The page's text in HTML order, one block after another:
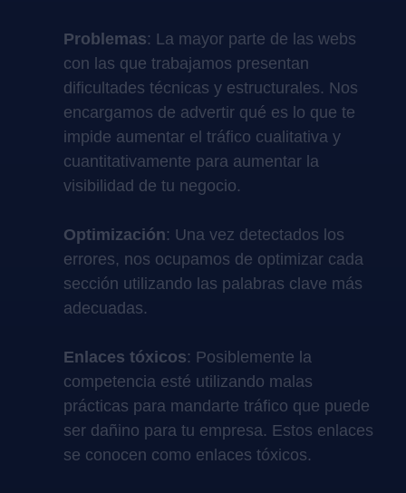
Problemas: La mayor parte de las webs
con las que trabajamos presentan
dificultades técnicas y estructurales. Nos
encargamos de advertir qué es lo que te
impide aumentar el tráfico cualitativa y
cuantitativamente para aumentar la
visibilidad de tu negocio.
Optimización: Una vez detectados los
errores, nos ocupamos de optimizar cada
sección utilizando las palabras clave más
adecuadas.
Enlaces tóxicos: Posiblemente la
competencia esté utilizando malas
prácticas para mandarte tráfico que puede
ser dañino para tu empresa. Estos enlaces
se conocen como enlaces tóxicos.